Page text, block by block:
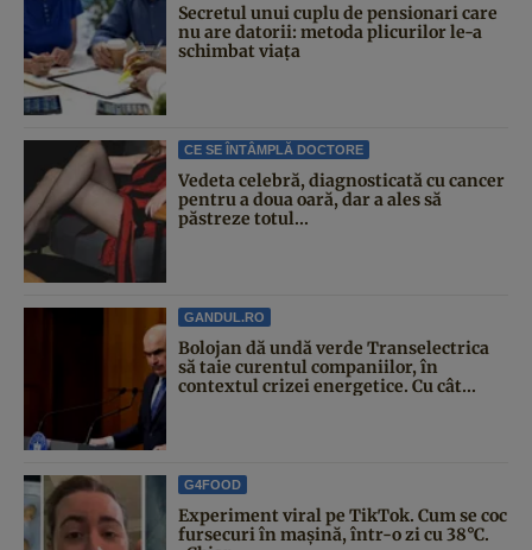
Secretul unui cuplu de pensionari care
nu are datorii: metoda plicurilor le-a
schimbat viața
CE SE ÎNTÂMPLĂ DOCTORE
Vedeta celebră, diagnosticată cu cancer
pentru a doua oară, dar a ales să
păstreze totul...
GANDUL.RO
Bolojan dă undă verde Transelectrica
să taie curentul companiilor, în
contextul crizei energetice. Cu cât...
G4FOOD
Experiment viral pe TikTok. Cum se coc
fursecuri în mașină, într-o zi cu 38°C.